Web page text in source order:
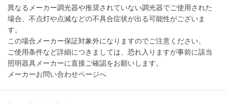
異なるメーカー調光器や推奨されていない調光器でご使用された
場合、不点灯や点滅などの不具合症状が出る可能性がございま
す。
この場合メーカー保証対象外になりますのでご注意ください。
ご使用条件など詳細につきましては、恐れ入りますが事前に該当
照明器具メーカーに直接ご確認をお願いします。
メーカーお問い合わせページへ